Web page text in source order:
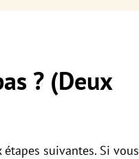
? (Deux
suivantes. Si vous